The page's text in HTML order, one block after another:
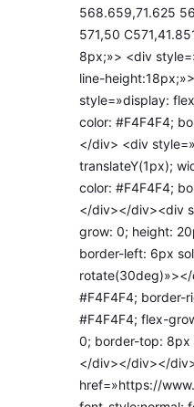
568.659,71.625
571,50
8px;»> <div
line-
style=»display:
color: #F4F4F4;
</div> <div
translateY(1px);
color: #F4F4F4;
</div></div><div
grow: 0; height:
border-left: 6px
#F4F4F4; border-
#F4F4F4; flex-
0; border-top: 8px
</div></div></
href=»https://